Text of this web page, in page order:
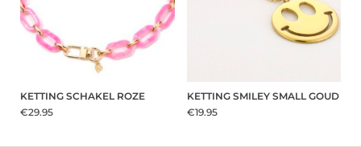
KETTING SCHAKEL ROZE
€29.95
KETTING SMILEY SMALL GOUD
€19.95